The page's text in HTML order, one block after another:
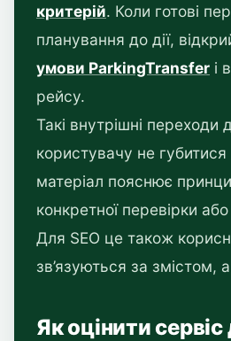
критерій. Коли готові
планування до дії,
умови ParkingTransfer і
рейсу.
Такі внутрішні переходи
користувачу не губитися
матеріал пояснює
конкретної перевірки
Для SEO це також
зв’язуються за змістом,
Як оцінити сервіс